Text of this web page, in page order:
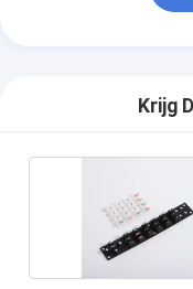
Krijg